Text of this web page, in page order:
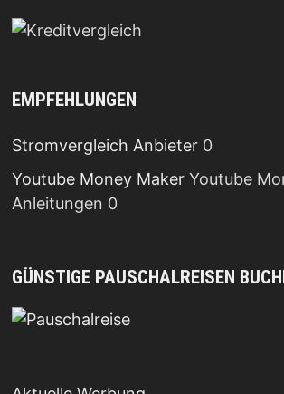
EMPFEHLUNGEN
Stromvergleich Anbieter0
Youtube Money MakerYoutube
Anleitungen 0
GÜNSTIGE PAUSCHALREISEN